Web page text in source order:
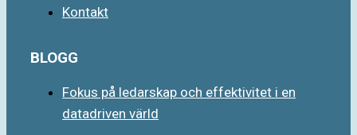
Kontakt
BLOGG
Fokus på ledarskap och effektivitet i en
datadriven värld